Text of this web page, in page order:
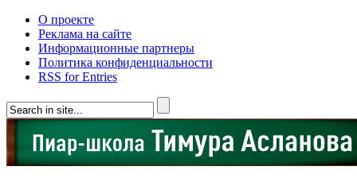
О проекте
Реклама на сайте
Информационные партнеры
Политика конфиденциальности
RSS for Entries